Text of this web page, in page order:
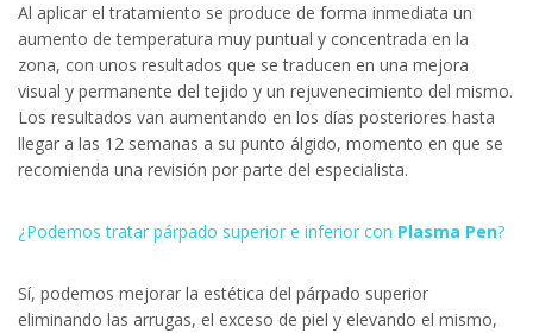
Al aplicar el tratamiento se produce de forma inmediata un
aumento de temperatura muy puntual y concentrada en la
zona, con unos resultados que se traducen en una mejora
visual y permanente del tejido y un rejuvenecimiento del mismo.
Los resultados van aumentando en los días posteriores hasta
llegar a las 12 semanas a su punto álgido, momento en que se
recomienda una revisión por parte del especialista.
¿Podemos tratar párpado superior e inferior con Plasma Pen?
Sí, podemos mejorar la estética del párpado superior
eliminando las arrugas, el exceso de piel y elevando el mismo,